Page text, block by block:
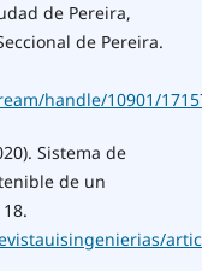
de Pereira,
de Pereira.
handle/10901/17157/
Sistema de
de un